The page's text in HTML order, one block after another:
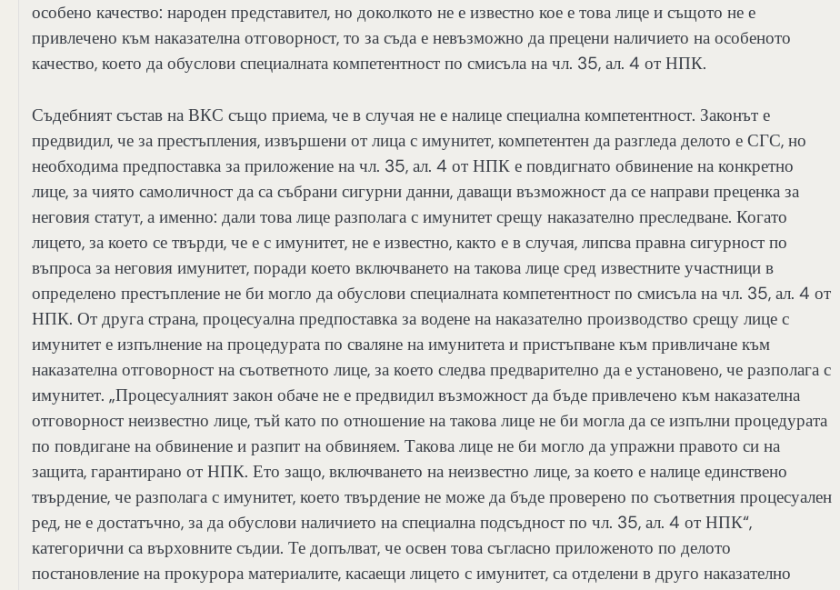
особено качество: народен представител, но доколкото не е известно кое е това лице и същото не е
привлечено към наказателна отговорност, то за съда е невъзможно да прецени наличието на особеното
качество, което да обуслови специалната компетентност по смисъла на чл. 35, ал. 4 от НПК.
Съдебният състав на ВКС също приема, че в случая не е налице специална компетентност. Законът е
предвидил, че за престъпления, извършени от лица с имунитет, компетентен да разгледа делото е СГС, но
необходима предпоставка за приложение на чл. 35, ал. 4 от НПК е повдигнато обвинение на конкретно
лице, за чиято самоличност да са събрани сигурни данни, даващи възможност да се направи преценка за
неговия статут, а именно: дали това лице разполага с имунитет срещу наказателно преследване. Когато
лицето, за което се твърди, че е с имунитет, не е известно, както е в случая, липсва правна сигурност по
въпроса за неговия имунитет, поради което включването на такова лице сред известните участници в
определено престъпление не би могло да обуслови специалната компетентност по смисъла на чл. 35, ал. 4 от
НПК. От друга страна, процесуална предпоставка за водене на наказателно производство срещу лице с
имунитет е изпълнение на процедурата по сваляне на имунитета и пристъпване към привличане към
наказателна отговорност на съответното лице, за което следва предварително да е установено, че разполага с
имунитет. „Процесуалният закон обаче не е предвидил възможност да бъде привлечено към наказателна
отговорност неизвестно лице, тъй като по отношение на такова лице не би могла да се изпълни процедурата
по повдигане на обвинение и разпит на обвиняем. Такова лице не би могло да упражни правото си на
защита, гарантирано от НПК. Ето защо, включването на неизвестно лице, за което е налице единствено
твърдение, че разполага с имунитет, което твърдение не може да бъде проверено по съответния процесуален
ред, не е достатъчно, за да обуслови наличието на специална подсъдност по чл. 35, ал. 4 от НПК“,
категорични са върховните съдии. Те допълват, че освен това съгласно приложеното по делото
постановление на прокурора материалите, касаещи лицето с имунитет, са отделени в друго наказателно